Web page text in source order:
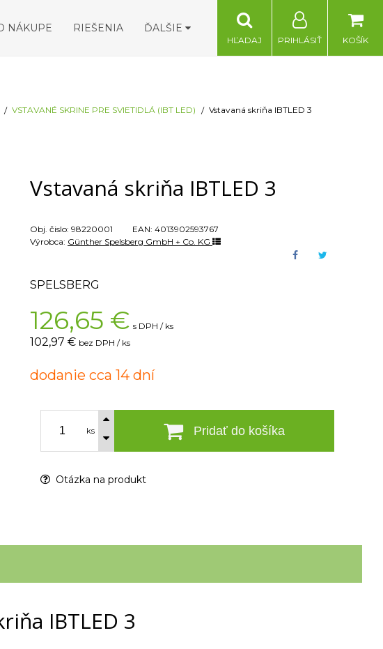
NÁKUPE RIEŠENIA ĎALŠIE
KOŠÍK
PRIHLÁSIŤ
HĽADAJ
VSTAVANÉ SKRINE PRE SVIETIDLÁ (IBT LED) Vstavaná skriňa IBTLED 3
Vstavaná skriňa IBTLED 3
Obj. čislo: 98220001 EAN: 4013902593767
Výrobca: Günther Spelsberg GmbH + Co. KG
SPELSBERG
126,65 € s DPH / ks
102,97 € bez DPH / ks
dodanie cca 14 dní
ks Pridať do košíka
Otázka na produkt
IBTLED 3